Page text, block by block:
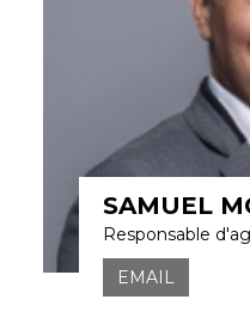
SAMUEL
Responsable
EMAIL